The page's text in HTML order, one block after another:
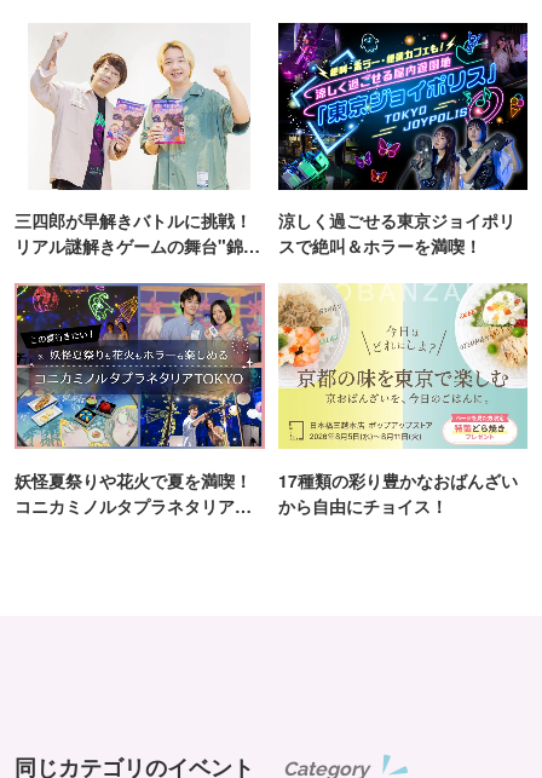
三四郎が早解きバトルに挑戦！
リアル謎解きゲームの舞台"錦糸
涼しく過ごせる東京ジョイポリ
スで絶叫＆ホラーを満喫！
妖怪夏祭りや花火で夏を満喫！
コニカミノルタプラネタリア
17種類の彩り豊かなおばんざい
から自由にチョイス！
同じカテゴリのイベント Category